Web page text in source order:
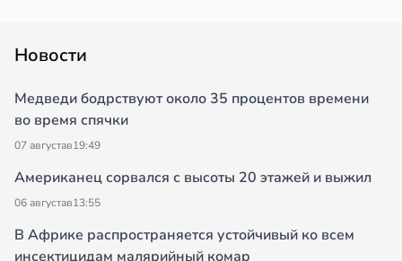
Новости
Медведи бодрствуют около 35 процентов времени
во время спячки
07 августав19:49
Американец сорвался с высоты 20 этажей и выжил
06 августав13:55
В Африке распространяется устойчивый ко всем
инсектицидам малярийный комар